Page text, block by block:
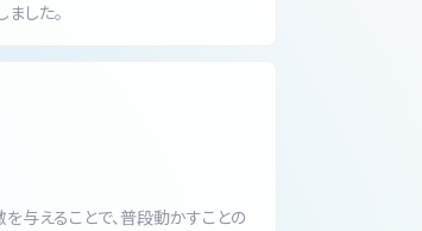
した。
与えることで、普段動かすことの